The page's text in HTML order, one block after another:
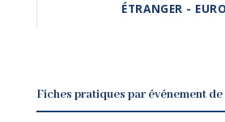
ÉTRANGER -
Fiches pratiques par événement de